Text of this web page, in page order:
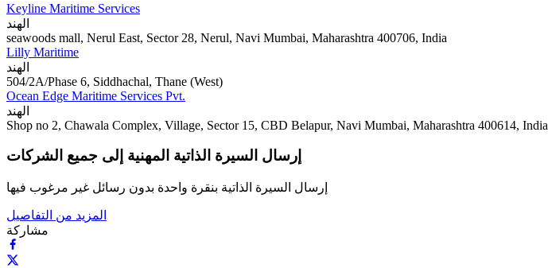
Keyline Maritime Services
الهند
seawoods mall, Nerul East, Sector 28, Nerul, Navi Mumbai, Maharashtra 400706, India
Lilly Maritime
الهند
504/2A/Phase 6, Siddhachal, Thane (West)
Ocean Edge Maritime Services Pvt.
الهند
Shop no 2, Chawala Complex, Village, Sector 15, CBD Belapur, Navi Mumbai, Maharashtra 400614, India
إرسال السيرة الذاتية المهنية إلى جميع الشركات
إرسال السيرة الذاتية بنقرة واحدة بدون رسائل غير مرغوب فيها
المزيد من التفاصيل
مشاركة